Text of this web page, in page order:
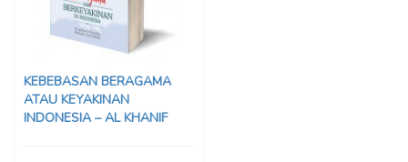
KEBEBASAN BERAGAMA
ATAU KEYAKINAN
INDONESIA – AL KHANIF